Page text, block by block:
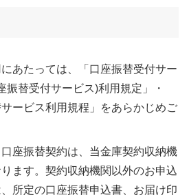
あたっては、「口座振替受付サー
振替受付サービス)利用規定」・
サービス利用規程」をあらかじめご
座振替契約は、当金庫契約収納機
ます。契約収納機関以外のお申込
所定の口座振替申込書、お届け印